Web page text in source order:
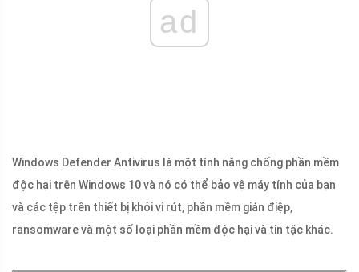
ad
Windows Defender Antivirus là một tính năng chống phần mềm
độc hại trên Windows 10 và nó có thể bảo vệ máy tính của bạn
và các tệp trên thiết bị khỏi vi rút, phần mềm gián điệp,
ransomware và một số loại phần mềm độc hại và tin tặc khác.